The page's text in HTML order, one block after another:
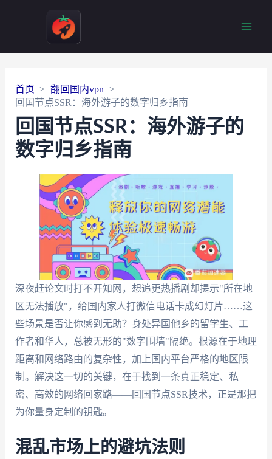
首页
翻回国内vpn
回国节点SSR：海外游子的数字归乡指南
回国节点SSR：海外游子的
数字归乡指南
深夜赶论文时打不开知网，想追更热播剧却提示"所在地
区无法播放"，给国内家人打微信电话卡成幻灯片……这
些场景是否让你感到无助？身处异国他乡的留学生、工
作者和华人，总被无形的"数字围墙"隔绝。根源在于地理
距离和网络路由的复杂性，加上国内平台严格的地区限
制。解决这一切的关键，在于找到一条真正稳定、私
密、高效的网络回家路——回国节点SSR技术，正是那把
为你量身定制的钥匙。
混乱市场上的避坑法则